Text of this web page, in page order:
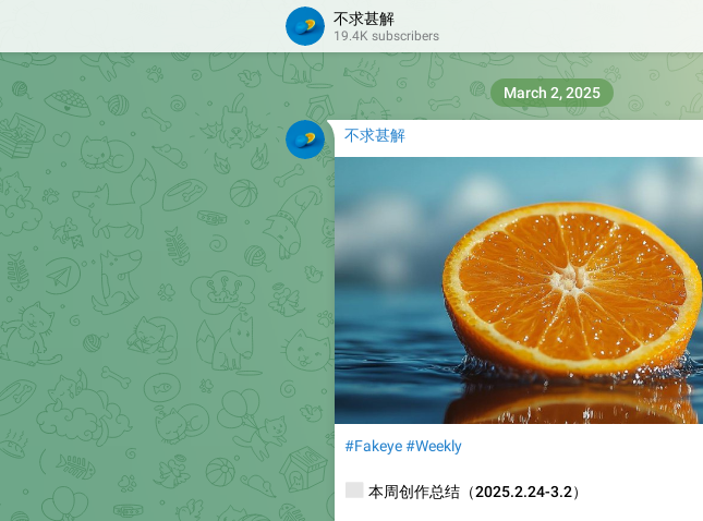
不求甚解
19.4K subscribers
不求甚解
#Fakeye#Weekly
📰本周创作总结（2025.2.24-3.2）
March 2, 2025